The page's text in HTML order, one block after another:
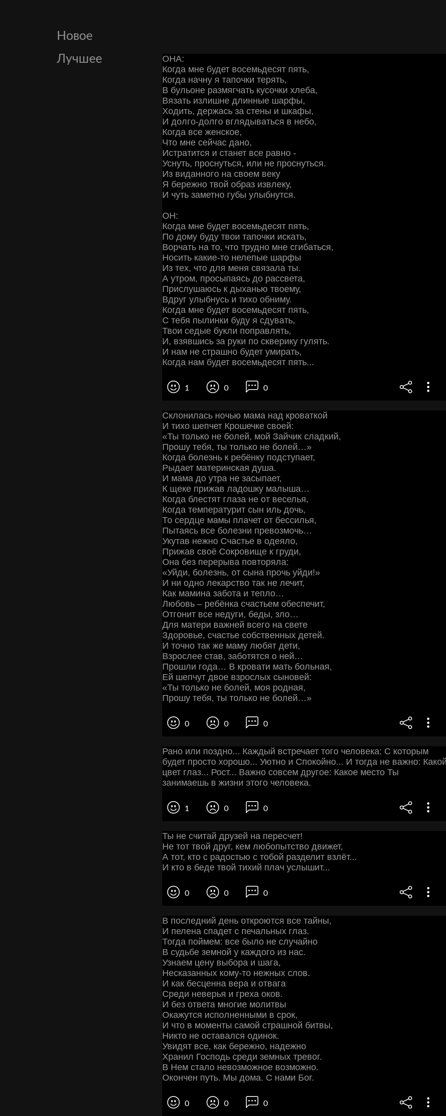
Новое
Лучшее
ОНА:
Когда мне будет восемьдесят пять,
Когда начну я тапочки терять,
В бульоне размягчать кусочки хлеба,
Вязать излишне длинные шарфы,
Ходить, держась за стены и шкафы,
И долго-долго вглядываться в небо,
Когда все женское,
Что мне сейчас дано,
Истратится и станет все равно -
Уснуть, проснуться, или не проснуться.
Из виданного на своем веку
Я бережно твой образ извлеку,
И чуть заметно губы улыбнутся.
ОН:
Когда мне будет восемьдесят пять,
По дому буду твои тапочки искать,
Ворчать на то, что трудно мне сгибаться,
Носить какие-то нелепые шарфы
Из тех, что для меня связала ты.
А утром, просыпаясь до рассвета,
Прислушаюсь к дыханью твоему,
Вдруг улыбнусь и тихо обниму.
Когда мне будет восемьдесят пять,
С тебя пылинки буду я сдувать,
Твои седые букли поправлять,
И, взявшись за руки по скверику гулять.
И нам не страшно будет умирать,
Когда нам будет восемьдесят пять...
1 0 0
Склонилась ночью мама над кроваткой
И тихо шепчет Крошечке своей:
«Ты только не болей, мой Зайчик сладкий,
Прошу тебя, ты только не болей…»
Когда болезнь к ребёнку подступает,
Рыдает материнская душа.
И мама до утра не засыпает,
К щеке прижав ладошку малыша…
Когда блестят глаза не от веселья,
Когда температурит сын иль дочь,
То сердце мамы плачет от бессилья,
Пытаясь все болезни превозмочь…
Укутав нежно Счастье в одеяло,
Прижав своё Сокровище к груди,
Она без перерыва повторяла:
«Уйди, болезнь, от сына прочь уйди!»
И ни одно лекарство так не лечит,
Как мамина забота и тепло…
Любовь – ребёнка счастьем обеспечит,
Отгонит все недуги, беды, зло…
Для матери важней всего на свете
Здоровье, счастье собственных детей.
И точно так же маму любят дети,
Взрослее став, заботятся о ней…
Прошли года… В кровати мать больная,
Ей шепчут двое взрослых сыновей:
«Ты только не болей, моя родная,
Прошу тебя, ты только не болей…»
0 0 0
Рано или поздно... Каждый встречает того человека: С которым
будет просто хорошо... Уютно и Спокойно... И тогда не важно:
цвет глаз... Рост... Важно совсем другое: Какое место Ты
занимаешь в жизни этого человека.
1 0 0
Ты не считай друзей на пересчет!
Не тот твой друг, кем любопытство движет,
А тот, кто с радостью с тобой разделит взлёт...
И кто в беде твой тихий плач услышит...
0 0 0
В последний день откроются все тайны,
И пелена спадет с печальных глаз.
Тогда поймем: все было не случайно
В судьбе земной у каждого из нас.
Узнаем цену выбора и шага,
Несказанных кому-то нежных слов.
И как бесценна вера и отвага
Среди неверья и греха оков.
И без ответа многие молитвы
Окажутся исполненными в срок,
И что в моменты самой страшной битвы,
Никто не оставался одинок.
Увидят все, как бережно, надежно
Хранил Господь среди земных тревог.
В Нем стало невозможное возможно.
Окончен путь. Мы дома. С нами Бог.
0 0 0